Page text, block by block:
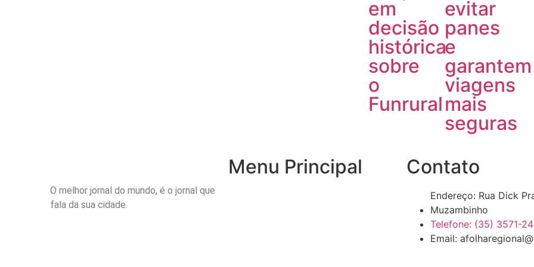
em
decisão
histórica
sobre
o
Funrural
evitar
panes
e
garantem
viagens
mais
seguras
O melhor jornal do mundo, é o jornal que
fala da sua cidade.
Menu Principal Contato
Endereço: Rua Dick
Muzambinho
Telefone: (35) 3571-
Email: